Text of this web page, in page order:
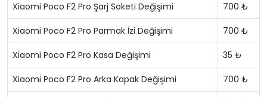
Xiaomi Poco F2 Pro Şarj Soketi Değişimi 700 ₺
Xiaomi Poco F2 Pro Parmak İzi Değişimi 700 ₺
Xiaomi Poco F2 Pro Kasa Değişimi 35 ₺
Xiaomi Poco F2 Pro Arka Kapak Değişimi 700 ₺